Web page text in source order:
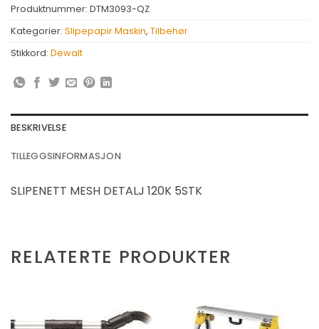
Produktnummer: DTM3093-QZ
Kategorier: Slipepapir Maskin, Tilbehør
Stikkord: Dewalt
BESKRIVELSE
TILLEGGSINFORMASJON
SLIPENETT MESH DETALJ 120K 5STK
RELATERTE PRODUKTER